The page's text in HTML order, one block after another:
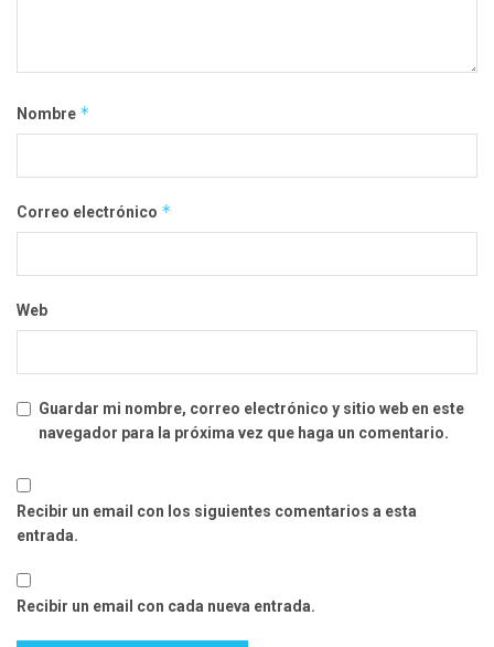
Nombre *
Correo electrónico *
Web
Guardar mi nombre, correo electrónico y sitio web en este
navegador para la próxima vez que haga un comentario.
Recibir un email con los siguientes comentarios a esta
entrada.
Recibir un email con cada nueva entrada.